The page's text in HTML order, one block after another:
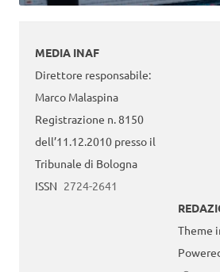
MEDIA INAF
Direttore responsabile:
Marco Malaspina
Registrazione n. 8150
dell’11.12.2010 presso il
Tribunale di Bologna
ISSN 2724-2641
Theme